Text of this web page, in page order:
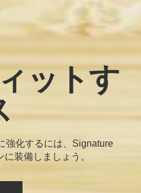
ットす
強化するには、Signature
装備しましょう。